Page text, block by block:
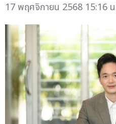
17 พฤศจิกายน 2568 15:16